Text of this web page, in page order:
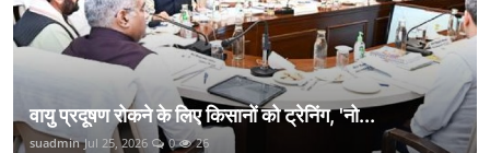
वायु प्रदूषण रोकने के लिए किसानों को ट्रेनिंग, 'नो...
suadmin Jul 25, 2026 0 26